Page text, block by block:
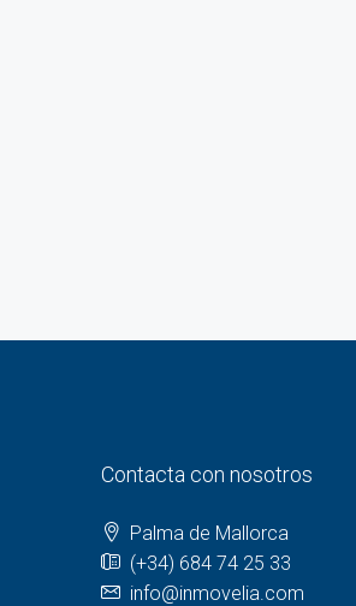
Contacta con nosotros
Palma de Mallorca
(+34) 684 74 25 33
info@inmovelia.com